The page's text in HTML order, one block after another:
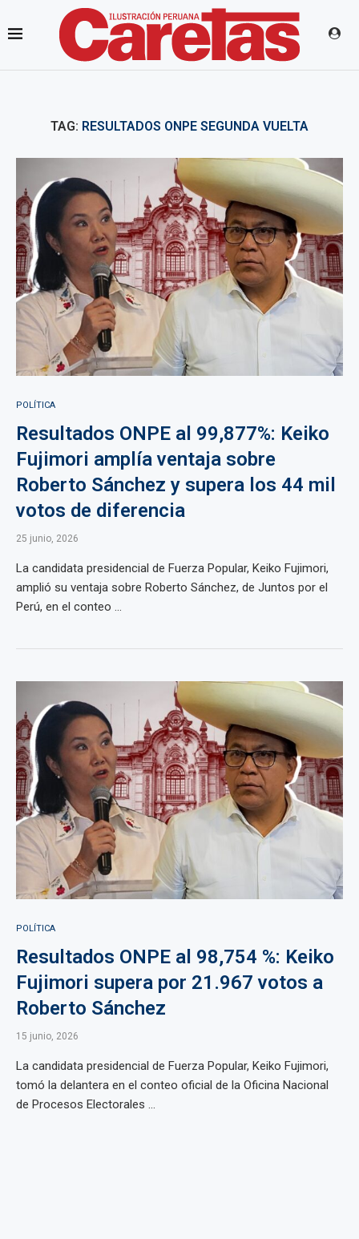
TAG: RESULTADOS ONPE SEGUNDA VUELTA
POLÍTICA
Resultados ONPE al 99,877%: Keiko
Fujimori amplía ventaja sobre
Roberto Sánchez y supera los 44 mil
votos de diferencia
25 junio, 2026
La candidata presidencial de Fuerza Popular, Keiko Fujimori,
amplió su ventaja sobre Roberto Sánchez, de Juntos por el
Perú, en el conteo ...
POLÍTICA
Resultados ONPE al 98,754 %: Keiko
Fujimori supera por 21.967 votos a
Roberto Sánchez
15 junio, 2026
La candidata presidencial de Fuerza Popular, Keiko Fujimori,
tomó la delantera en el conteo oficial de la Oficina Nacional
de Procesos Electorales ...